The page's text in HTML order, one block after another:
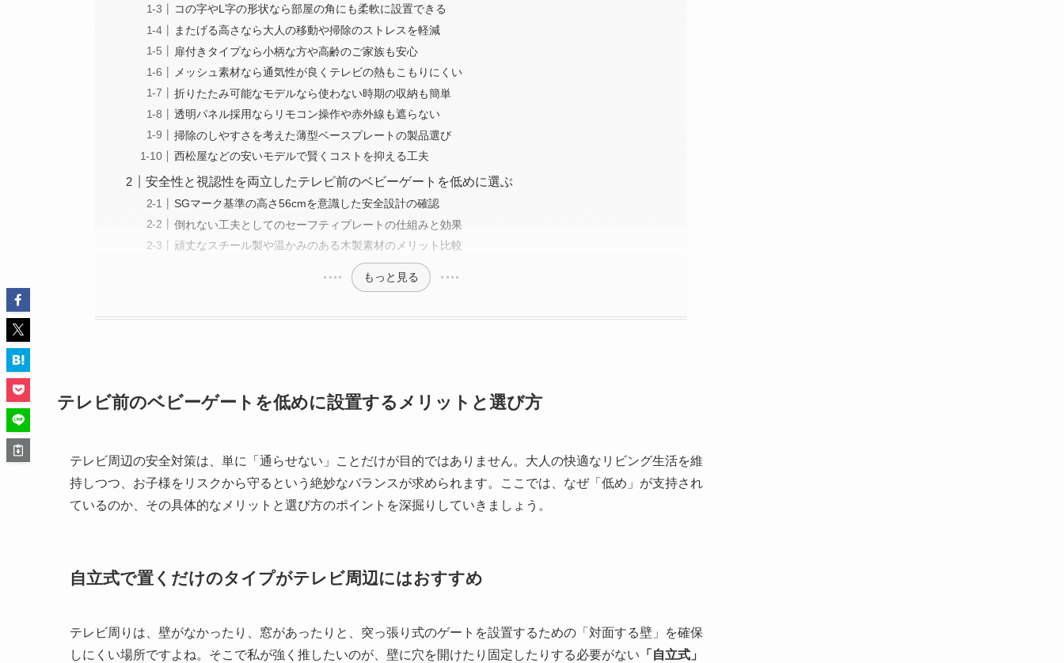
コの字やL字の形状なら部屋の角にも柔軟に設置できる
またげる高さなら大人の移動や掃除のストレスを軽減
扉付きタイプなら小柄な方や高齢のご家族も安心
メッシュ素材なら通気性が良くテレビの熱もこもりにくい
折りたたみ可能なモデルなら使わない時期の収納も簡単
透明パネル採用ならリモコン操作や赤外線も遮らない
掃除のしやすさを考えた薄型ベースプレートの製品選び
西松屋などの安いモデルで賢くコストを抑える工夫
安全性と視認性を両立したテレビ前のベビーゲートを低めに選ぶ
SGマーク基準の高さ56cmを意識した安全設計の確認
倒れない工夫としてのセーフティプレートの仕組みと効果
頑丈なスチール製や温かみのある木製素材のメリット比較
もっと見る
テレビ前のベビーゲートを低めに設置するメリットと選び方
テレビ周辺の安全対策は、単に「通らせない」ことだけが目的ではありません。大人の快適なリビング生活を維
持しつつ、お子様をリスクから守るという絶妙なバランスが求められます。ここでは、なぜ「低め」が支持され
ているのか、その具体的なメリットと選び方のポイントを深掘りしていきましょう。
自立式で置くだけのタイプがテレビ周辺にはおすすめ
テレビ周りは、壁がなかったり、窓があったりと、突っ張り式のゲートを設置するための「対面する壁」を確保
しにくい場所ですよね。そこで私が強く推したいのが、壁に穴を開けたり固定したりする必要がない 「自立式」